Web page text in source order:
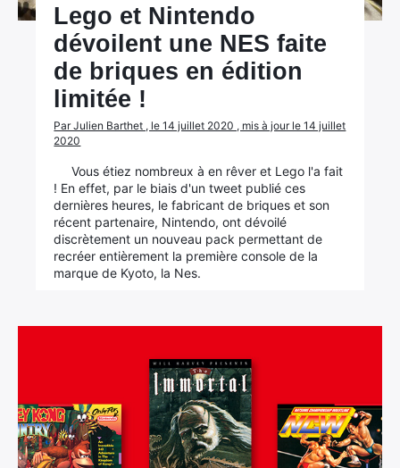
Lego et Nintendo
dévoilent une NES faite
de briques en édition
limitée !
Par Julien Barthet , le 14 juillet 2020 , mis à jour le 14 juillet
2020
Vous étiez nombreux à en rêver et Lego l'a fait
! En effet, par le biais d'un tweet publié ces
dernières heures, le fabricant de briques et son
récent partenaire, Nintendo, ont dévoilé
discrètement un nouveau pack permettant de
recréer entièrement la première console de la
marque de Kyoto, la Nes.